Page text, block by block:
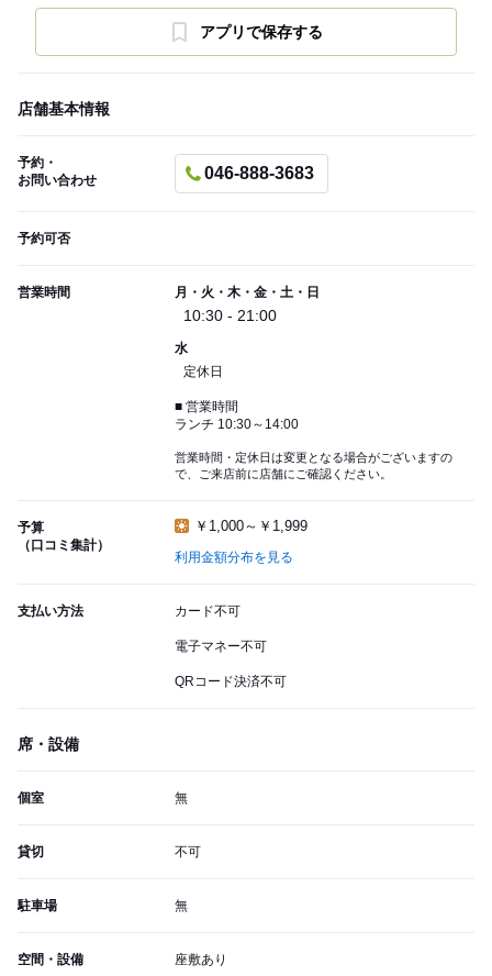
アプリで保存する
店舗基本情報
予約・
お問い合わせ
046-888-3683
予約可否
営業時間 月・火・木・金・土・日
10:30 - 21:00
水
定休日
■ 営業時間
ランチ 10:30～14:00
営業時間・定休日は変更となる場合がございますの
で、ご来店前に店舗にご確認ください。
予算
（口コミ集計）
￥1,000～￥1,999
利用金額分布を見る
支払い方法 カード不可
電子マネー不可
QRコード決済不可
席・設備
個室 無
貸切 不可
駐車場 無
空間・設備 座敷あり